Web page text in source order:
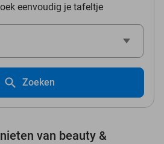
eenvoudig je tafeltje
Zoeken
van beauty &